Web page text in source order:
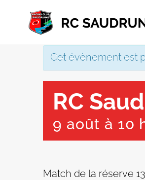
contenu
Cet évènement est
RC
9 août à 10
Match de la réserve